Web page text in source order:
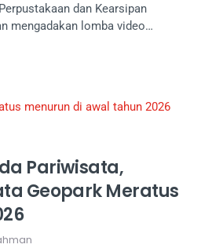
dan Kearsipan
mengadakan lomba video…
Pariwisata,
Geopark Meratus